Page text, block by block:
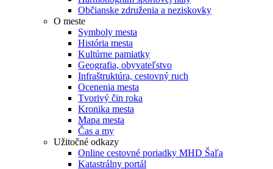
Občianske združenia a neziskovky
O meste
Symboly mesta
História mesta
Kultúrne pamiatky
Geografia, obyvateľstvo
Infraštruktúra, cestovný ruch
Ocenenia mesta
Tvorivý čin roka
Kronika mesta
Mapa mesta
Čas a my
Užitočné odkazy
Online cestovné poriadky MHD Šaľa
Katastrálny portál